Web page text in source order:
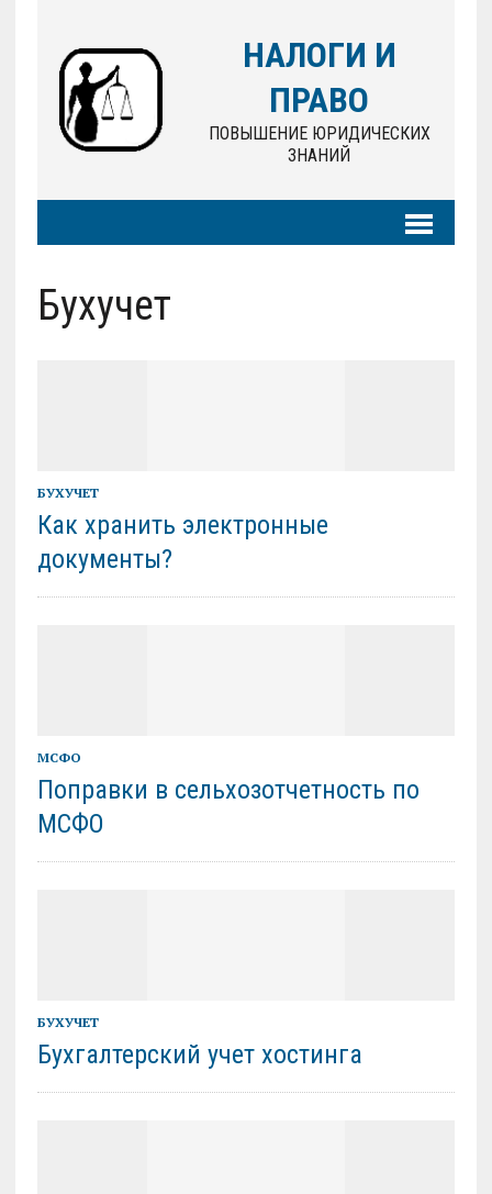
НАЛОГИ И
ПРАВО
ПОВЫШЕНИЕ ЮРИДИЧЕСКИХ
ЗНАНИЙ
Бухучет
БУХУЧЕТ
Как хранить электронные
документы?
МСФО
Поправки в сельхозотчетность по
МСФО
БУХУЧЕТ
Бухгалтерский учет хостинга